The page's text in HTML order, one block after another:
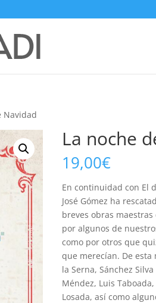
Navidad
La noche
19,00€
En continuidad con El
José Gómez ha
breves obras
por algunos de
como por otros que
que merecían. De esta
la Serna, Sánchez
Méndez, Luis
Losada, así como